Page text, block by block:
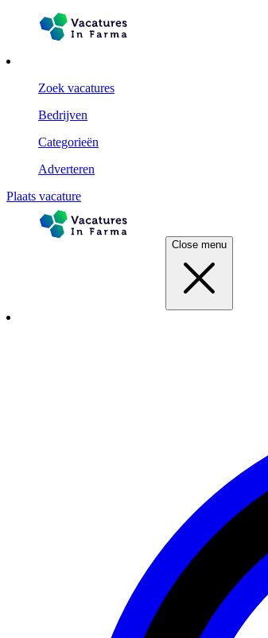
Zoek vacatures
Bedrijven
Categorieën
Adverteren
Plaats vacature
Close menu